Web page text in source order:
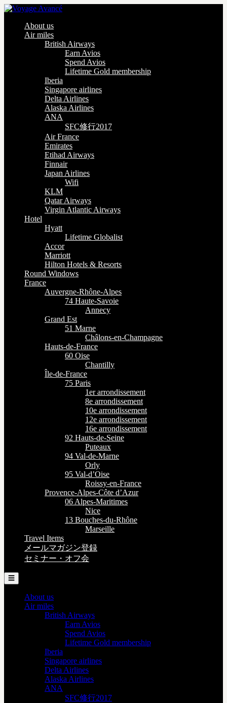
About us
Air miles
British Airways
Earn Avios
Spend Avios
Lifetime Gold membership
Iberia
Singapore airlines
Delta Airlines
Alaska Airlines
ANA
SFC修行2017
Air France
Emirates
Etihad Airways
Finnair
Japan Airlines
Wifi
KLM
Qatar Airways
Virgin Atlantic Airways
Hotel
Hyatt
Lifetime Globalist
Accor
Marriott
Hilton Hotels & Resorts
Round Windows
France
Auvergne-Rhône-Alpes
74 Haute-Savoie
Annecy
Grand Est
51 Marne
Châlons-en-Champagne
Hauts-de-France
60 Oise
Chantilly
Île-de-France
75 Paris
1er arrondissement
8e arrondissement
10e arrondissement
12e arrondissement
16e arrondissement
92 Hauts-de-Seine
Puteaux
94 Val-de-Marne
Orly
95 Val-d’Oise
Roissy-en-France
Provence-Alpes-Côte d’Azur
06 Alpes-Maritimes
Nice
13 Bouches-du-Rhône
Marseille
Travel Items
メールマガジン登録
セミナー・オフ会
☰
About us
Air miles
British Airways
Earn Avios
Spend Avios
Lifetime Gold membership
Iberia
Singapore airlines
Delta Airlines
Alaska Airlines
ANA
SFC修行2017